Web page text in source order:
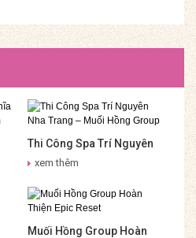
Thi Công Spa Trí Nguyên
Nha Trang – Muối Hồng
xem thêm
Muối Hồng Group Hoàn